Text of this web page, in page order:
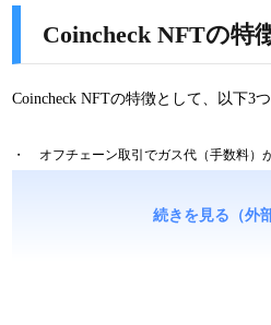
Coincheck NFTの特
Coincheck NFTの特徴として、以下3
オフチェーン取引でガス代（手数料）
コインチェックのアカウントさえあれ
続きを見る（外